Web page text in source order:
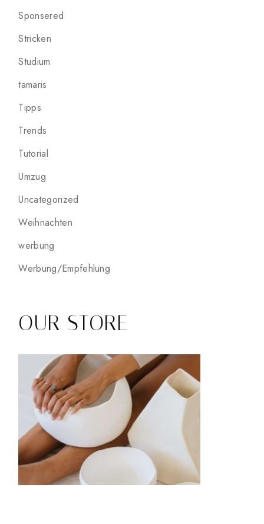
Sponsered
Stricken
Studium
tamaris
Tipps
Trends
Tutorial
Umzug
Uncategorized
Weihnachten
werbung
Werbung/Empfehlung
OUR STORE